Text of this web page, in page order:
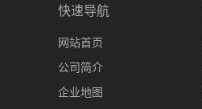
快速导航
网站首页
公司简介
企业地图